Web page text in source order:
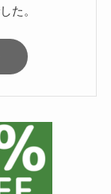
た。